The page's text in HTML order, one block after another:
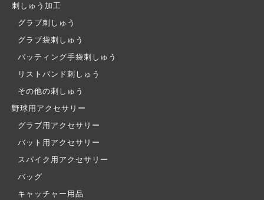
刺しゅう加工
グラブ刺しゅう
グラブ袋刺しゅう
バッティング手袋刺しゅう
リストバンド刺しゅう
その他の刺しゅう
野球用アクセサリー
グラブ用アクセサリー
バット用アクセサリー
スパイク用アクセサリー
バッグ
キャッチャー用品